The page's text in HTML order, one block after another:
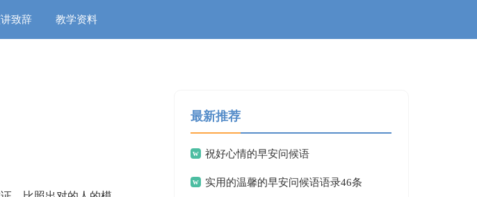
致辞 教学资料
最新推荐
祝好心情的早安问候语
实用的温馨的早安问候语语录46条